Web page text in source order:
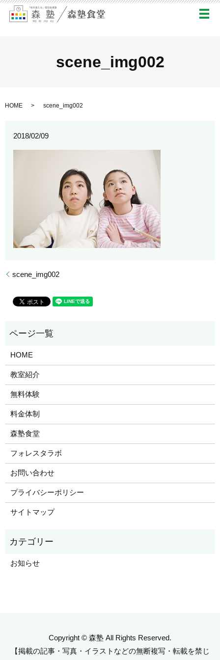
メ
scene_img002
HOME scene_img002
2018/02/09
scene_img002
HOME
教室紹介
無料体験
料金体制
森塾食堂
フォレスタラボ
お問い合わせ
プライバシーポリシー
サイトマップ
お知らせ
Copyright © 森塾 All Rights Reserved.
【掲載の記事・写真・イラストなどの無断複写・転載を禁じ